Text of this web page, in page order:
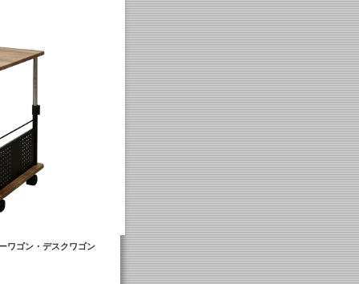
ワゴン・デスクワゴン